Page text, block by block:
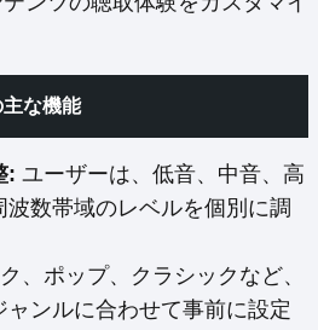
な機能
: ユーザーは、低音、中音、高
数帯域のレベルを個別に調
、ポップ、クラシックなど、
ャンルに合わせて事前に設定